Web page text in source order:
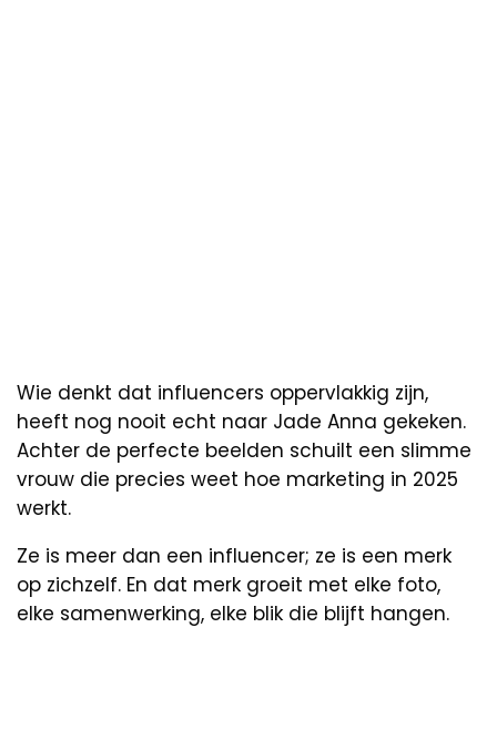
Wie denkt dat influencers oppervlakkig zijn,
heeft nog nooit echt naar Jade Anna gekeken.
Achter de perfecte beelden schuilt een slimme
vrouw die precies weet hoe marketing in 2025
werkt.
Ze is meer dan een influencer; ze is een merk
op zichzelf. En dat merk groeit met elke foto,
elke samenwerking, elke blik die blijft hangen.